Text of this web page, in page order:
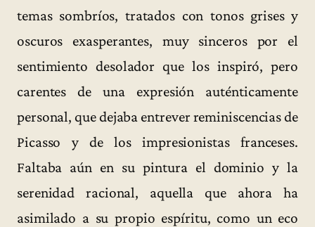
temas sombríos, tratados con tonos grises y
oscuros exasperantes, muy sinceros por el
sentimiento desolador que los inspiró, pero
carentes de una expresión auténticamente
personal, que dejaba entrever reminiscencias de
Picasso y de los impresionistas franceses.
Faltaba aún en su pintura el dominio y la
serenidad racional, aquella que ahora ha
asimilado a su propio espíritu, como un eco